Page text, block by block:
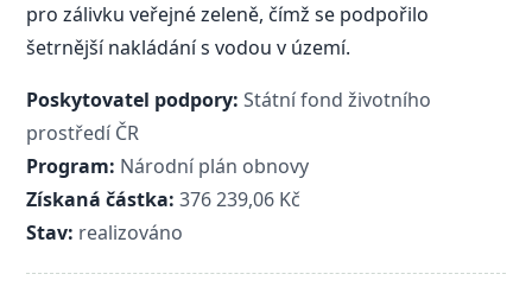
pro zálivku veřejné zeleně, čímž se podpořilo
šetrnější nakládání s vodou v území.
Poskytovatel podpory: Státní fond životního
prostředí ČR
Program: Národní plán obnovy
Získaná částka: 376 239,06 Kč
Stav: realizováno